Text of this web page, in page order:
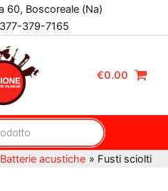
60, Boscoreale (Na)
379-7165
€0.00
Batterie acustiche Fusti sciolti